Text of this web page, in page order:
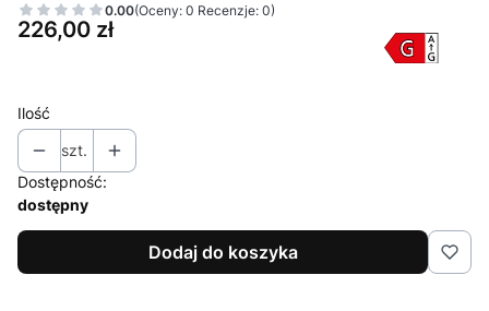
0.00(Oceny: 0 Recenzje: 0)
Cena
226,00 zł
Ilość
szt.
Dostępność:
dostępny
Dodaj do koszyka